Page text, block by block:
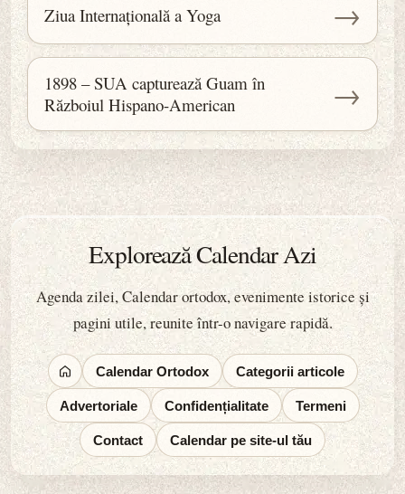
Ziua Internațională a Yoga →
1898 – SUA capturează Guam în
Războiul Hispano-American
→
Explorează Calendar Azi
Agenda zilei, Calendar ortodox, evenimente istorice și
pagini utile, reunite într-o navigare rapidă.
Calendar Ortodox Categorii articole
Advertoriale Confidențialitate Termeni
Contact Calendar pe site-ul tău